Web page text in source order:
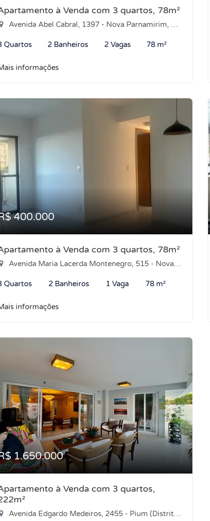
à Venda com 3 quartos, 78m²
Avenida Abel Cabral, 1397 - Nova Parnamirim, Parnamirim-RN
Quartos 2 Banheiros 2 Vagas 78 m²
informações
400.000
à Venda com 3 quartos, 78m²
Avenida Maria Lacerda Montenegro, 515 - Nova Parnamirim, Parnamirim-RN
Quartos 2 Banheiros 1 Vaga 78 m²
informações
1.650.000
à Venda com 3 quartos,
Avenida Edgardo Medeiros, 2455 - Pium (Distrito Litoral), Parnamirim-RN